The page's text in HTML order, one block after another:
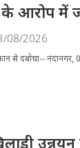
आरोप में
08/2026
से दबोचा-- नंदानगर,